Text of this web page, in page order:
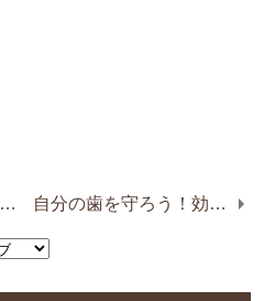
自分の歯を守ろう！効果的な虫歯予防を解説